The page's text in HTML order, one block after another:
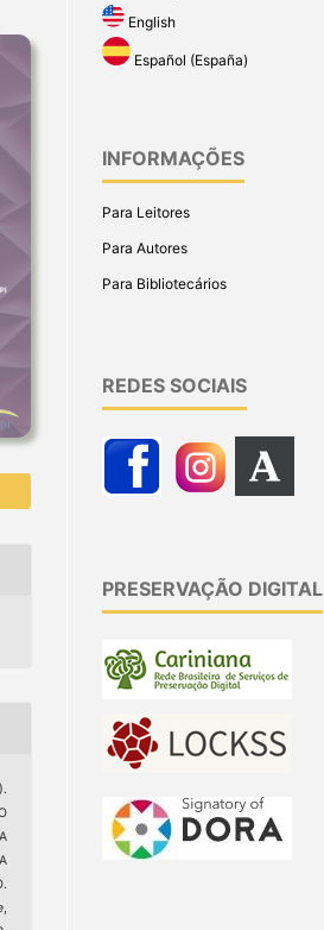
,
English
Español (España)
INFORMAÇÕES
Para Leitores
Para Autores
Para Bibliotecários
REDES SOCIAIS
PRESERVAÇÃO DIGITAL